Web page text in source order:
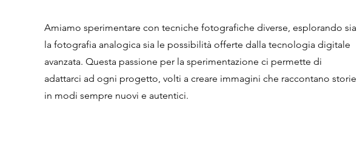
Amiamo sperimentare con tecniche fotografiche diverse, esplorando sia
la fotografia analogica sia le possibilità offerte dalla tecnologia digitale
avanzata. Questa passione per la sperimentazione ci permette di
adattarci ad ogni progetto, volti a creare immagini che raccontano storie
in modi sempre nuovi e autentici.